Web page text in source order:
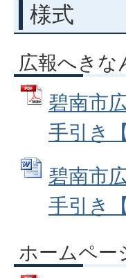
様式
広報へきな
碧南市
手引き
碧南市
手引き
ホームペー